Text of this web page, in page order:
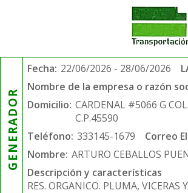
GENERADOR
Fecha: 22/06/2026 - 28/06/2026
Nombre de la empresa o razón
Domicilio: CARDENAL #5066 G
C.P.45590
Teléfono: 333145-1679 Correo
Nombre: ARTURO CEBALLOS
Descripción y características
RES. ORGANICO. PLUMA, VICERAS